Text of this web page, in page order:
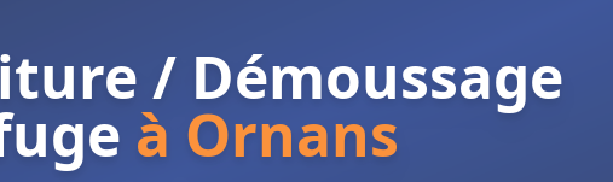
/ Démoussage
à Ornans